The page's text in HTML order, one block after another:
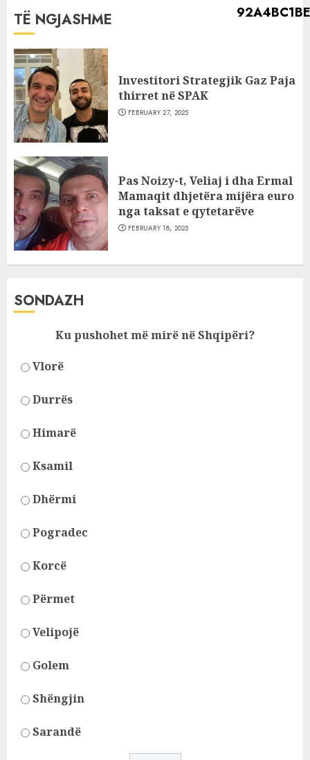
TË NGJASHME
Investitori Strategjik Gaz Paja
thirret në SPAK
FEBRUARY 27, 2025
Pas Noizy-t, Veliaj i dha Ermal
Mamaqit dhjetëra mijëra euro
nga taksat e qytetarëve
FEBRUARY 18, 2025
SONDAZH
Ku pushohet më mirë në Shqipëri?
Vlorë
Durrës
Himarë
Ksamil
Dhërmi
Pogradec
Korcë
Përmet
Velipojë
Golem
Shëngjin
Sarandë